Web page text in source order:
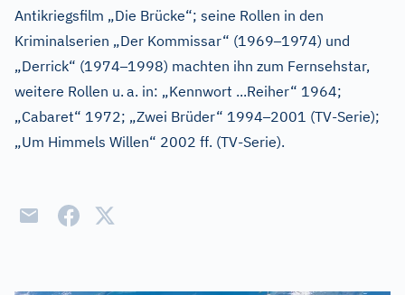
Antikriegsfilm „Die Brücke“; seine Rollen in den
Kriminalserien „Der Kommissar“ (1969–1974) und
„Derrick“ (1974–1998) machten ihn zum Fernsehstar,
weitere Rollen u. a. in: „Kennwort ...Reiher“ 1964;
„Cabaret“ 1972; „Zwei Brüder“ 1994–2001 (TV-Serie);
„Um Himmels Willen“ 2002 ff. (TV-Serie).